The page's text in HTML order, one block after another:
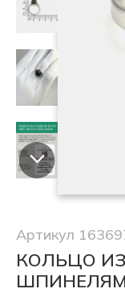
Артикул
КОЛЬЦО